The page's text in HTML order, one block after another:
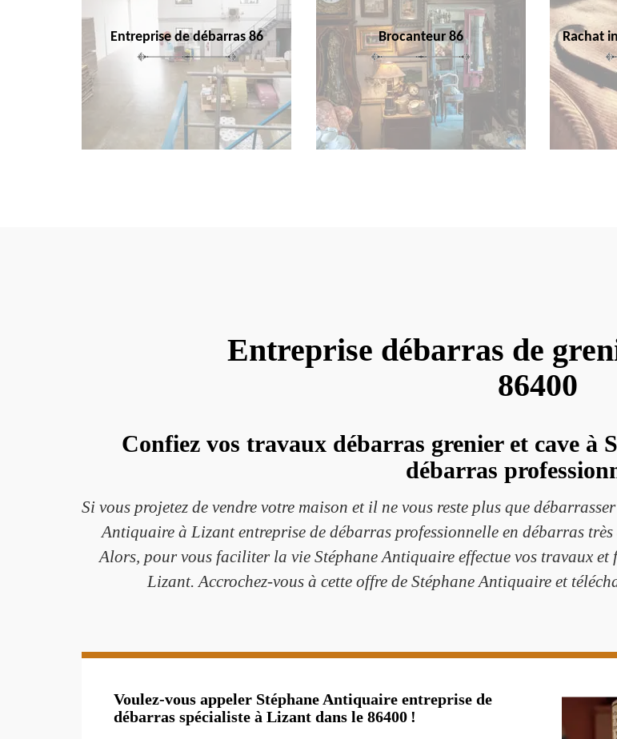
Entreprise de débarras 86 Brocanteur 86 Rachat
Entreprise débarras de
86400
Confiez vos travaux débarras grenier et cave à
débarras
Si vous projetez de vendre votre maison et il ne vous reste plus que
Antiquaire à Lizant entreprise de débarras professionnelle en débarras
Alors, pour vous faciliter la vie Stéphane Antiquaire effectue vos travaux
Lizant. Accrochez-vous à cette offre de Stéphane Antiquaire et
Voulez-vous appeler Stéphane Antiquaire entreprise de
débarras spécialiste à Lizant dans le 86400 !